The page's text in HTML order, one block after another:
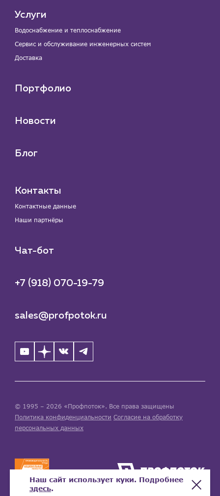
Услуги
Водоснабжение и теплоснабжение
Сервис и обслуживание инженерных систем
Доставка
Портфолио
Новости
Блог
Контакты
Контактные данные
Наши партнёры
Чат-бот
+7 (918) 070-19-79
sales@profpotok.ru
© 1995 – 2026 «Профпоток». Все права защищены
Политика конфиденциальности Согласие на обработку
персональных данных
Наш сайт использует куки. Подробнее
здесь.